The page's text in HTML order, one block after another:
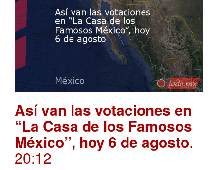
Así van las votaciones en
“La Casa de los Famosos
México”, hoy 6 de agosto.
20:12